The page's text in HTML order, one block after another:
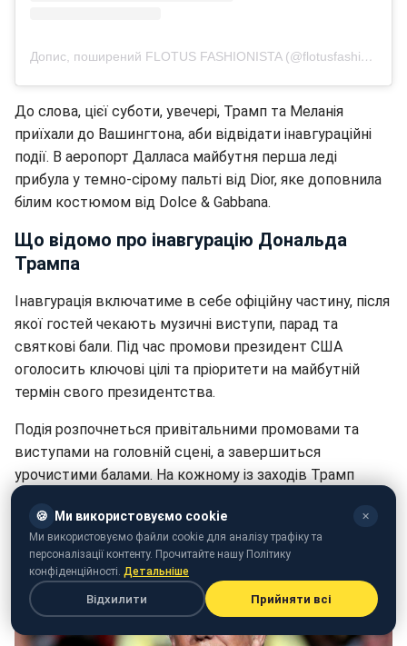
Допис, поширений FLOTUS FASHIONISTA (@flotusfashionista)
До слова, цієї суботи, увечері, Трамп та Меланія
приїхали до Вашингтона, аби відвідати інавгураційні
події. В аеропорт Далласа майбутня перша леді
прибула у темно-сірому пальті від Dior, яке доповнила
білим костюмом від Dolce & Gabbana.
Що відомо про інавгурацію Дональда
Трампа
Інавгурація включатиме в себе офіційну частину, після
якої гостей чекають музичні виступи, парад та
святкові бали. Під час промови президент США
оголосить ключові цілі та пріоритети на майбутній
термін свого президентства.
Подія розпочнеться привітальними промовами та
виступами на головній сцені, а завершиться
урочистими балами. На кожному із заходів Трамп
важливість своїх ключових завдань.
🍪 Ми використовуємо cookie ✕
Ми використовуємо файли cookie для аналізу трафіку та
персоналізації контенту. Прочитайте нашу Політику
конфіденційності. Детальніше
Відхилити Прийняти всі